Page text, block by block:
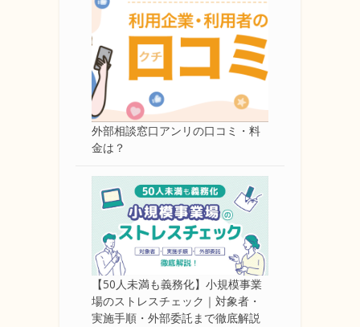
外部相談窓口アンリの口コミ・料
金は？
【50人未満も義務化】小規模事業
場のストレスチェック｜対象者・
実施手順・外部委託まで徹底解説